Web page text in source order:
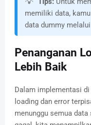
memiliki data,
data dummy
Penanganan
Lebih Baik
Dalam implementasi
loading dan error
menunggu semua